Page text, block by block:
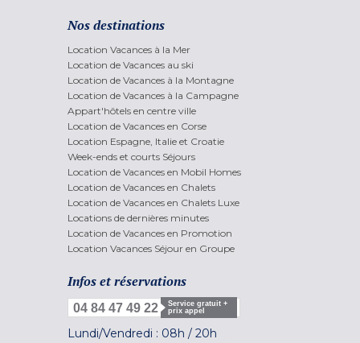
Nos destinations
Location Vacances à la Mer
Location de Vacances au ski
Location de Vacances à la Montagne
Location de Vacances à la Campagne
Appart'hôtels en centre ville
Location de Vacances en Corse
Location Espagne, Italie et Croatie
Week-ends et courts Séjours
Location de Vacances en Mobil Homes
Location de Vacances en Chalets
Location de Vacances en Chalets Luxe
Locations de dernières minutes
Location de Vacances en Promotion
Location Vacances Séjour en Groupe
Infos et réservations
04 84 47 49 22
Service gratuit +
prix appel
Lundi/Vendredi : 08h / 20h